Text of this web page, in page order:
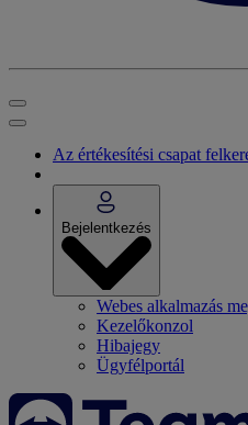
Az értékesítési csapat
Bejelentkezés
Webes alkalmazás
Kezelőkonzol
Hibajegy
Ügyfélportál